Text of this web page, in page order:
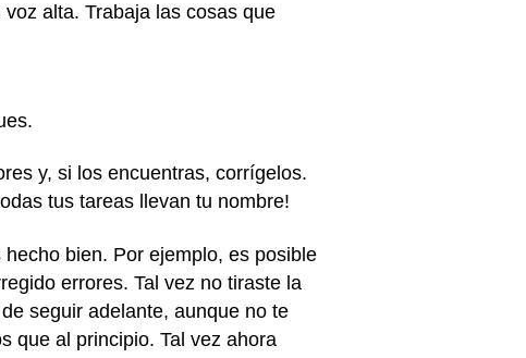
alta. Trabaja las cosas que
y, si los encuentras, corrígelos.
tus tareas llevan tu nombre!
bien. Por ejemplo, es posible
errores. Tal vez no tiraste la
seguir adelante, aunque no te
que al principio. Tal vez ahora